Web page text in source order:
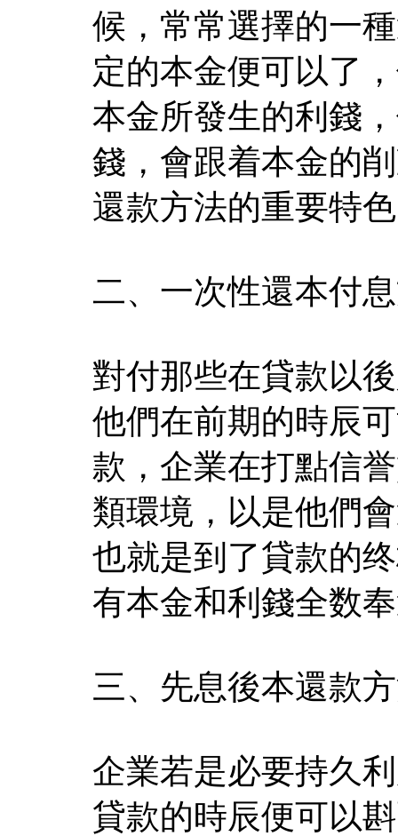
候，常常選擇的一
定的本金便可以了
本金所發生的利錢
錢，會跟着本金的
還款方法的重要特
二、一次性還本付
對付那些在貸款以
他們在前期的時辰
款，企業在打點信
類環境，以是他們
也就是到了貸款的
有本金和利錢全数
三、先息後本還款
企業若是必要持久
貸款的時辰便可以